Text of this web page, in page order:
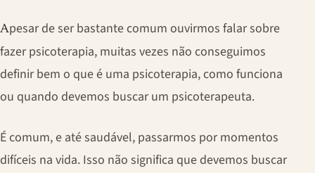
Apesar de ser bastante comum ouvirmos falar sobre
fazer psicoterapia, muitas vezes não conseguimos
definir bem o que é uma psicoterapia, como funciona
ou quando devemos buscar um psicoterapeuta.
É comum, e até saudável, passarmos por momentos
difíceis na vida. Isso não significa que devemos buscar